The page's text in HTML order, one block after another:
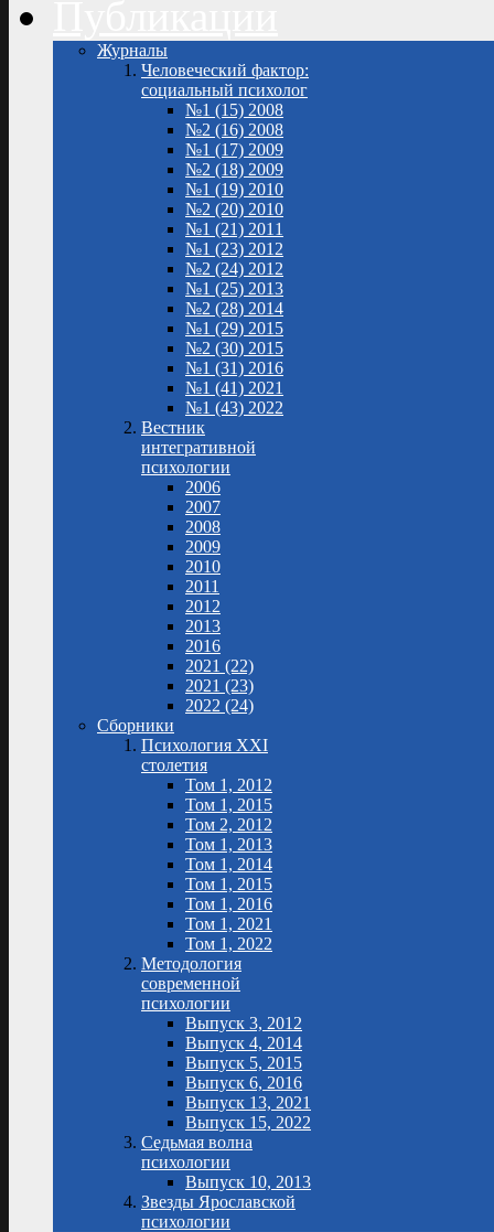
Журналы
Человеческий фактор:
социальный психолог
№1 (15) 2008
№2 (16) 2008
№1 (17) 2009
№2 (18) 2009
№1 (19) 2010
№2 (20) 2010
№1 (21) 2011
№1 (23) 2012
№2 (24) 2012
№1 (25) 2013
№2 (28) 2014
№1 (29) 2015
№2 (30) 2015
№1 (31) 2016
№1 (41) 2021
№1 (43) 2022
Вестник
интегративной
психологии
2006
2007
2008
2009
2010
2011
2012
2013
2016
2021 (22)
2021 (23)
2022 (24)
Сборники
Психология XXI
столетия
Том 1, 2012
Том 1, 2015
Том 2, 2012
Том 1, 2013
Том 1, 2014
Том 1, 2015
Том 1, 2016
Том 1, 2021
Том 1, 2022
Методология
современной
психологии
Выпуск 3, 2012
Выпуск 4, 2014
Выпуск 5, 2015
Выпуск 6, 2016
Выпуск 13, 2021
Выпуск 15, 2022
Седьмая волна
психологии
Выпуск 10, 2013
Звезды Ярославской
психологии